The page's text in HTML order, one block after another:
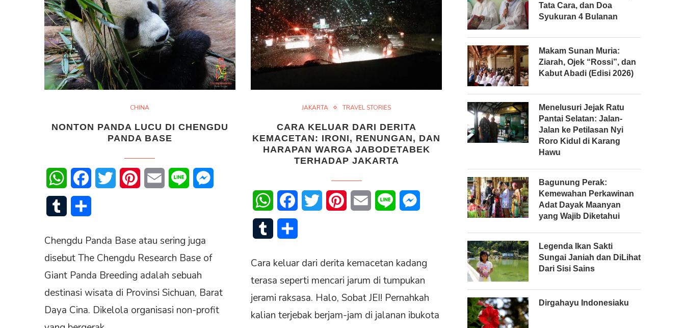
CHINA
NONTON PANDA LUCU DI CHENGDU
PANDA BASE
WhatsAppFacebookTwitter PinterestEmail Line
Tumblr
Chengdu Panda Base atau sering juga
disebut The Chengdu Research Base of
Giant Panda Breeding adalah sebuah
destinasi wisata di Provinsi Sichuan, Barat
Daya Cina. Dikelola organisasi non-profit
JAKARTA TRAVEL STORIES
CARA KELUAR DARI DERITA
KEMACETAN: IRONI, RENUNGAN, DAN
HARAPAN WARGA JABODETABEK
TERHADAP JAKARTA
WhatsAppFacebookTwitter PinterestEmail Line
Tumblr
Cara keluar dari derita kemacetan kadang
terasa seperti mencari jarum di tumpukan
jerami raksasa. Halo, Sobat JEI! Pernahkah
kalian terjebak berjam-jam di jalanan ibukota
Tata Cara, dan Doa
Syukuran 4 Bulanan
Makam Sunan Muria:
Ziarah, Ojek “Rossi”, dan
Kabut Abadi (Edisi 2026)
Menelusuri Jejak Ratu
Pantai Selatan: Jalan-
Jalan ke Petilasan Nyi
Roro Kidul di Karang
Hawu
Bagunung Perak:
Kemewahan Perkawinan
Adat Dayak Maanyan
yang Wajib Diketahui
Legenda Ikan Sakti
Sungai Janiah dan DiLihat
Dari Sisi Sains
Dirgahayu Indonesiaku